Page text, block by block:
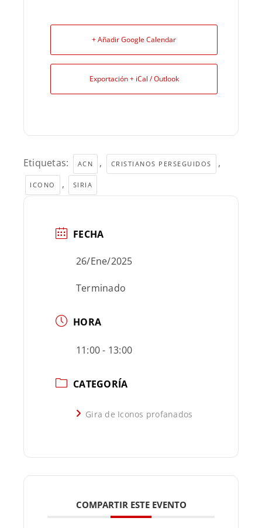
+ Añadir Google Calendar
Exportación + iCal / Outlook
Etiquetas: ACN , CRISTIANOS PERSEGUIDOS ,
ICONO , SIRIA
FECHA
26/Ene/2025
Terminado
HORA
11:00 - 13:00
CATEGORÍA
Gira de Iconos profanados
COMPARTIR ESTE EVENTO